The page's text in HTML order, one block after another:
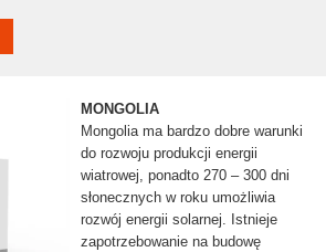
MONGOLIA
Mongolia ma bardzo dobre warunki
do rozwoju produkcji energii
wiatrowej, ponadto 270 – 300 dni
słonecznych w roku umożliwia
rozwój energii solarnej. Istnieje
zapotrzebowanie na budowę